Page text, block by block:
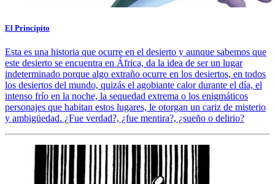
El Principito
Esta es una historia que ocurre en el desierto y aunque sabemos que
este desierto se encuentra en África, da la idea de ser un lugar
indeterminado porque algo extraño ocurre en los desiertos, en todos
los desiertos del mundo, quizás el agobiante calor durante el día, el
intenso frío en la noche, la sequedad extrema o los enigmáticos
personajes que habitan estos lugares, le otorgan un cariz de misterio
y ambigüedad. ¿Fue verdad?, ¿fue mentira?, ¿sueño o delirio?